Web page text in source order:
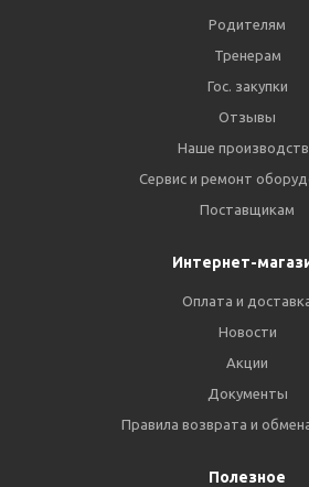
Родителям
Тренерам
Гос. закупки
Отзывы
Наше
Сервис и ремонт
Поставщикам
Интернет-
Оплата и
Новости
Акции
Документы
Правила возврата и
Полезное